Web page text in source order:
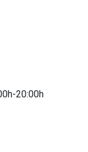
20:00h